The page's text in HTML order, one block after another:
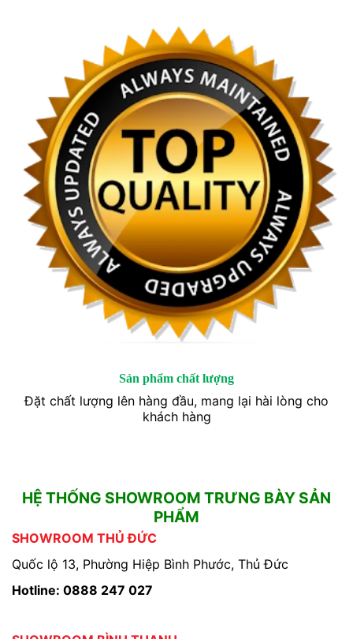
Sản phẩm chất lượng
Đặt chất lượng lên hàng đầu, mang lại hài lòng cho
khách hàng
HỆ THỐNG SHOWROOM TRƯNG BÀY SẢN
PHẨM
SHOWROOM THỦ ĐỨC
Quốc lộ 13, Phường Hiệp Bình Phước, Thủ Đức
Hotline: 0888 247 027